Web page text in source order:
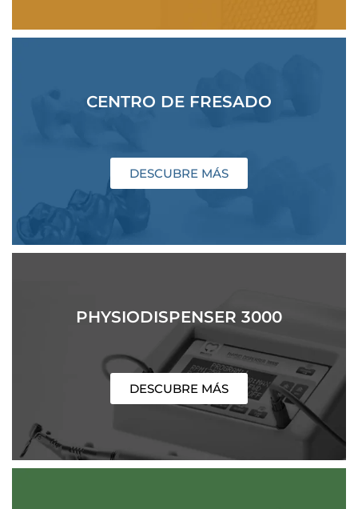
CENTRO DE FRESADO
DESCUBRE MÁS
PHYSIODISPENSER 3000
DESCUBRE MÁS